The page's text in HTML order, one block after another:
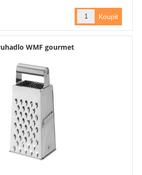
WMF gourmet